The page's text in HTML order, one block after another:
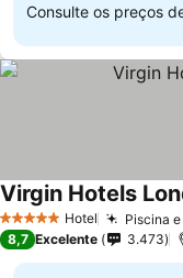
Consulte os preços
5 Estrelas Hotel Piscina
Virgin Hotels
8,7 Excelente 3.473